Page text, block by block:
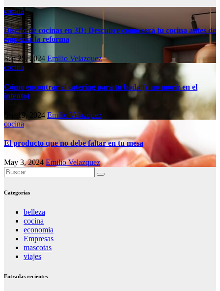
cocina
Diseño de cocinas en 3D: Descubre cómo será tu cocina antes de
empezar la reforma
Sep 25, 2024 Emilio Velazquez
cocina
Cómo encontrar el catering para tu boda (y no morir en el
intento)
Sep 19, 2024Emilio Velazquez
cocina
El producto que no debe faltar en tu mesa
May 3, 2024 Emilio Velazquez
Categorías
belleza
cocina
economia
Empresas
mascotas
viajes
Entradas recientes